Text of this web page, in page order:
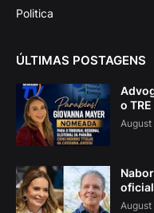
Politica
ÚLTIMAS POSTAGENS
o TRE